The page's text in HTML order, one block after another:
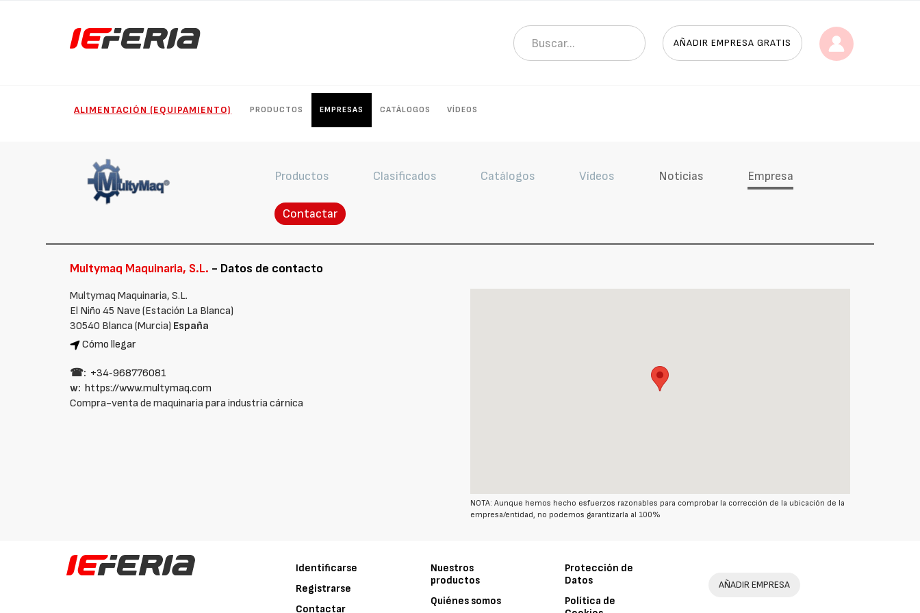
AÑADIR EMPRESA GRATIS
ALIMENTACIÓN (EQUIPAMIENTO) PRODUCTOS EMPRESAS CATÁLOGOS VÍDEOS
Productos Clasificados Catálogos Vídeos Noticias Empresa
Contactar
Multymaq Maquinaria, S.L. - Datos de contacto
Multymaq Maquinaria, S.L.
El Niño 45 Nave (Estación La Blanca)
30540 Blanca (Murcia) España
Cómo llegar
☎: +34‑968776081
w:https://www.multymaq.com
Compra-venta de maquinaria para industria cárnica
NOTA: Aunque hemos hecho esfuerzos razonables para comprobar la corrección de la ubicación de la
empresa/entidad, no podemos garantizarla al 100%
Identificarse
Registrarse
Contactar
Nuestros
productos
Quiénes somos
Protección de
Datos
Política de
AÑADIR EMPRESA